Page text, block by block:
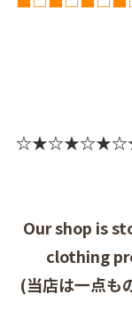
Our shop is
clothing
(当店は一点も